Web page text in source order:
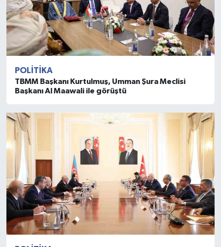
POLITIKA
TBMM Başkanı Kurtulmuş, Umman Şura Meclisi
Başkanı Al Maawali ile görüştü